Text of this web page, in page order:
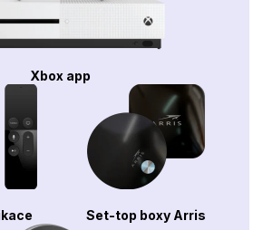
Xbox app
Set-top boxy Arris